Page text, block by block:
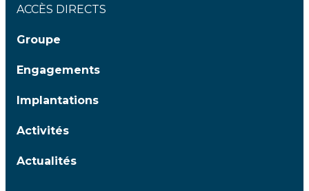
ACCÈS DIRECTS
Groupe
Engagements
Implantations
Activités
Actualités